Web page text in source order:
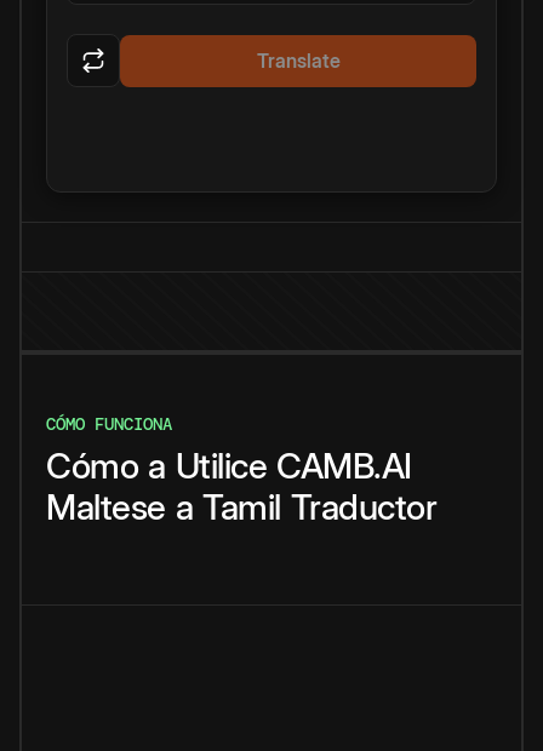
Translate
CÓMO FUNCIONA
Cómo a Utilice CAMB.AI
Maltese a Tamil Traductor